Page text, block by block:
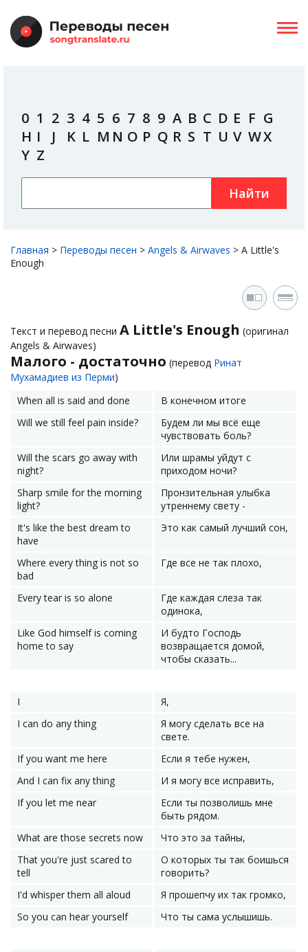
0 1 2 3 4 5 6 7 8 9 A B C D E F G
H I J K L M N O P Q R S T U V WX
Y Z
Найти
Главная > Переводы песен > Angels & Airwaves > A Little's
Enough
Текст и перевод песни A Little's Enough (оригинал
Angels & Airwaves)
Малого - достаточно (перевод Ринат
Мухамадиев из Перми)
When all is said and done
В конечном итоге
Will we still feel pain inside?
Будем ли мы всё еще
чувствовать боль?
Will the scars go away with
night?
Или шрамы уйдут с
приходом ночи?
Sharp smile for the morning
light?
Пронзительная улыбка
утреннему свету -
It's like the best dream to
have
Это как самый лучший сон,
Where every thing is not so
bad
Где все не так плохо,
Every tear is so alone
Где каждая слеза так
одинока,
Like God himself is coming
home to say
И будто Господь
возвращается домой,
чтобы сказать...
I
Я,
I can do any thing
Я могу сделать все на
свете.
If you want me here
Если я тебе нужен,
And I can fix any thing
И я могу все исправить,
If you let me near
Если ты позволишь мне
быть рядом.
What are those secrets now
Что это за тайны,
That you're just scared to
tell
О которых ты так боишься
говорить?
I'd whisper them all aloud
Я прошепчу их так громко,
So you can hear yourself
Что ты сама услышишь.